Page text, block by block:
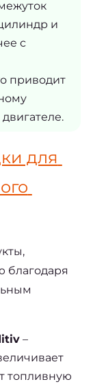
и
с
приводит
для
благодаря
–
топливную